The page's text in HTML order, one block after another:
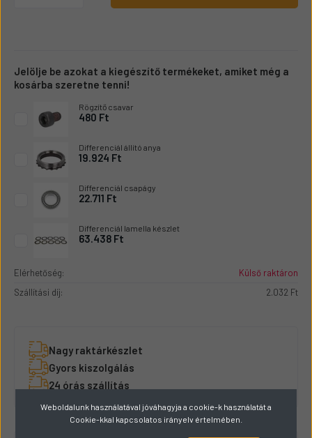
Jelölje be azokat a kiegészítő termékeket, amiket még a
kosárba szeretne tenni!
Rögzítő csavar
480 Ft
Differenciál állító anya
19.924 Ft
Differenciál csapágy
22.711 Ft
Differenciál lamella készlet
63.438 Ft
Elérhetőség:
Külső raktáron
Szállítási díj:
2.032 Ft
Nagy raktárkészlet
Gyors kiszolgálás
24 órás szállítás
Weboldalunk használatával jóváhagyja a cookie-k használatát a
Cookie-kkal kapcsolatos irányelv értelmében.